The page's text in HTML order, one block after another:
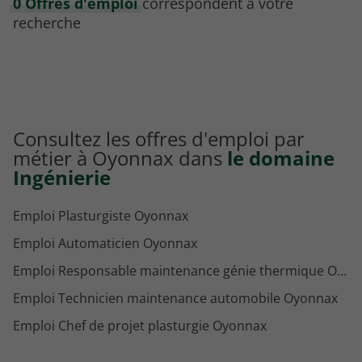
recherche
Consultez les offres d'emploi par
métier à Oyonnax dans le domaine
Ingénierie
Emploi Plasturgiste Oyonnax
Emploi Automaticien Oyonnax
Emploi Responsable maintenance génie thermique Oyonnax
Emploi Technicien maintenance automobile Oyonnax
Emploi Chef de projet plasturgie Oyonnax